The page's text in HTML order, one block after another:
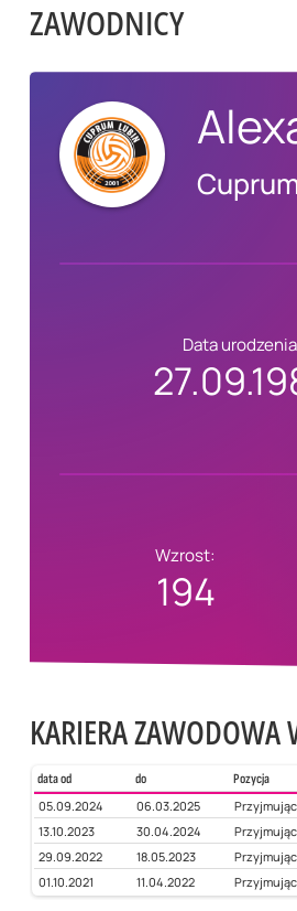
ZAWODNICY
Data
Wzrost:
194
KARIERA ZAWODOWA
data od do Pozycja
05.09.2024
06.03.2025
13.10.2023 30.04.2024
29.09.2022 18.05.2023
01.10.2021 11.04.2022